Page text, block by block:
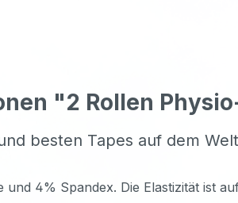
"2 Rollen
besten Tapes auf dem
und 4% Spandex. Die Elastizität ist